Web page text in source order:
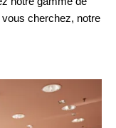
cherchez, notre